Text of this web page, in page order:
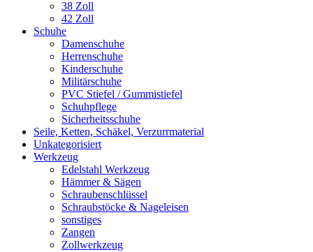
38 Zoll
42 Zoll
Schuhe
Damenschuhe
Herrenschuhe
Kinderschuhe
Militärschuhe
PVC Stiefel / Gummistiefel
Schuhpflege
Sicherheitsschuhe
Seile, Ketten, Schäkel, Verzurrmaterial
Unkategorisiert
Werkzeug
Edelstahl Werkzeug
Hämmer & Sägen
Schraubenschlüssel
Schraubstöcke & Nageleisen
sonstiges
Zangen
Zollwerkzeug